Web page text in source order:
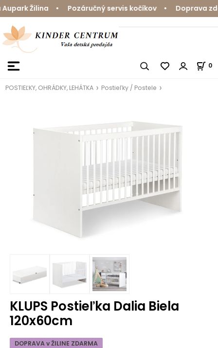
Žilina • Pozáručný servis kočíkov • Doprava
0
POSTIEĽKY, OHRÁDKY, LEHÁTKA Postieľky / Postele
KLUPS Postieľka Dalia Biela
120x60cm
DOPRAVA v ŽILINE ZDARMA